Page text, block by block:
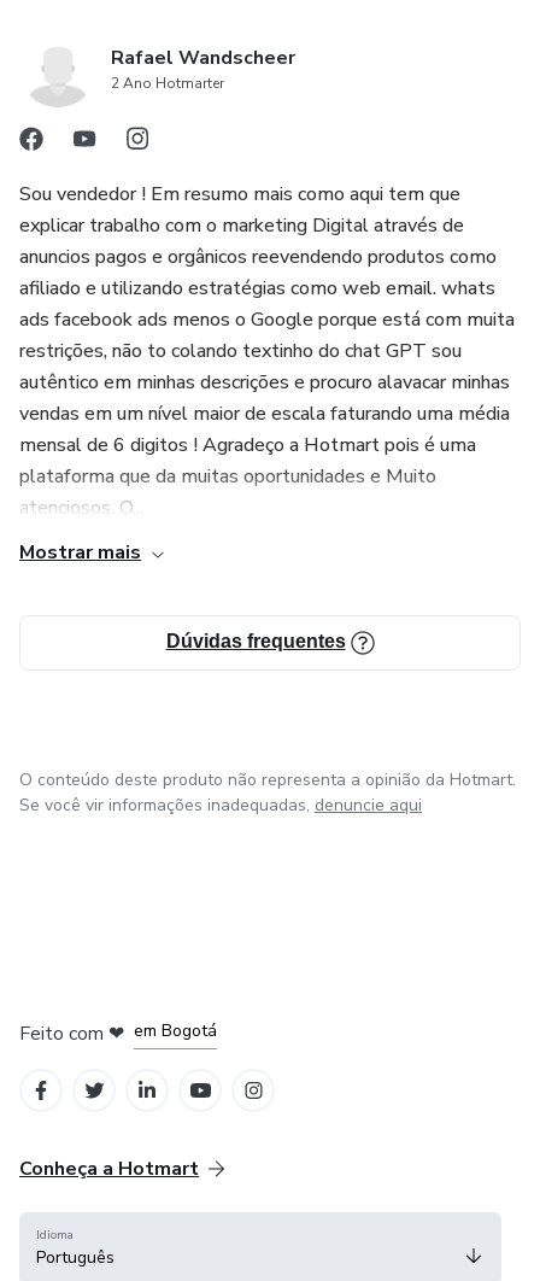
Rafael Wandscheer
2 Ano Hotmarter
Sou vendedor ! Em resumo mais como aqui tem que
explicar trabalho com o marketing Digital através de
anuncios pagos e orgânicos reevendendo produtos como
afiliado e utilizando estratégias como web email. whats
ads facebook ads menos o Google porque está com muita
restrições, não to colando textinho do chat GPT sou
autêntico em minhas descrições e procuro alavacar minhas
vendas em um nível maior de escala faturando uma média
mensal de 6 digitos ! Agradeço a Hotmart pois é uma
plataforma que da muitas oportunidades e Muito
atenciosos. O...
Mostrar mais
Dúvidas frequentes
O conteúdo deste produto não representa a opinião da Hotmart.
Se você vir informações inadequadas, denuncie aqui
Feito com ❤ em Bogotá
Conheça a Hotmart
Idioma
Português